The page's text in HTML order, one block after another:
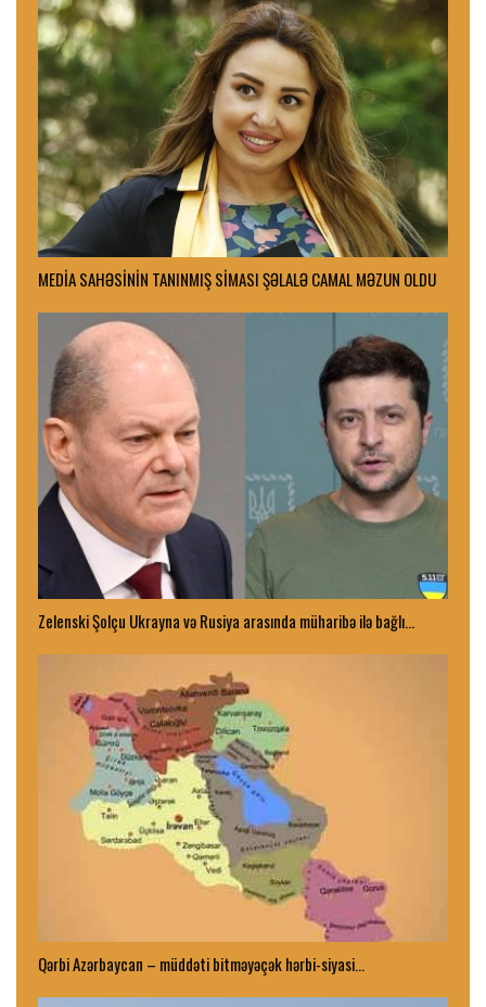
MEDİA SAHƏSİNİN TANINMIŞ SİMASI ŞƏLALƏ CAMAL MƏZUN OLDU
Zelenski Şolçu Ukrayna və Rusiya arasında müharibə ilə bağlı…
Qərbi Azərbaycan – müddəti bitməyəçək hərbi-siyasi…